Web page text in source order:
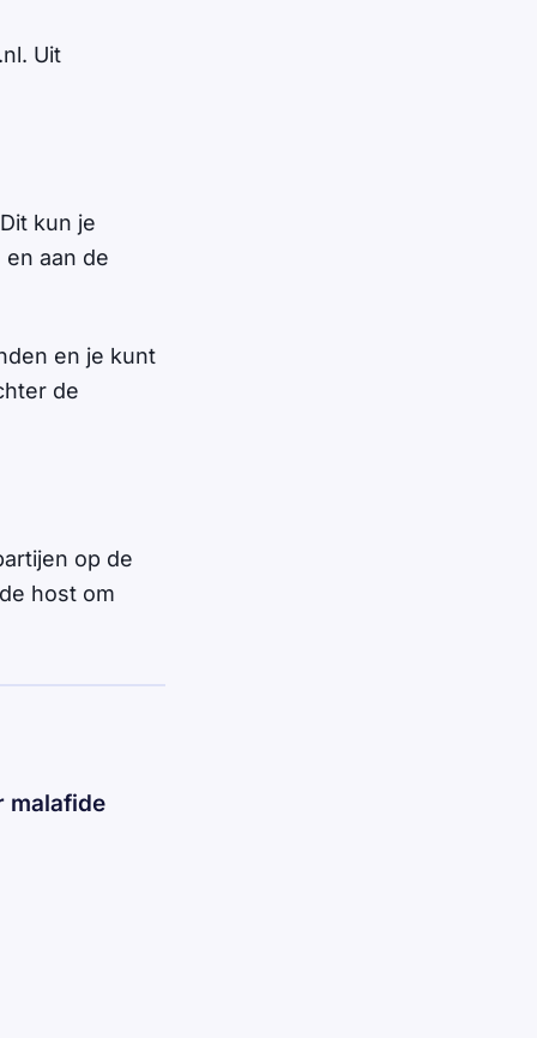
Uit
kun je
aan de
en je kunt
de
op de
host om
malafide